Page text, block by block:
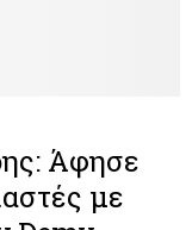
Άφησε
με